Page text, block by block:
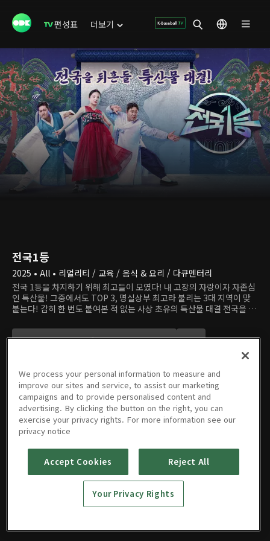
편성표 더보기
전국1등
2025 • All • 리얼리티 / 교육 / 음식 & 요리 / 다큐멘터리
전국 1등을 차지하기 위해 최고들이 모였다! 내 고장의 자랑이자 자존심
인 특산물! 그중에서도 TOP 3, 명실상부 최고라 불리는 3대 지역이 맞
붙는다! 감히 한 번도 붙여본 적 없는 사상 초유의 특산물 대결 전국을 뒤
짜 특산물 이야기, MC들이 직접 가서 전하는 생생한 삶의 현장, 100인의
평가단과 미식단이 직접 보고, 먹고, 평가하는 긴장감 넘치는 현장 투표
까지! 한 치의 양보 없는 뜨거운 경쟁 끝에, '전국 1등'을 차지하게 될 지
역은 어디일까?! 각 지역의 명예를 걸고 펼쳐지는 치열한 한판 승부! 대
한민국 특산물 빅매치! K명품 대격돌! 〈전국1등〉
에피소드
10/08/2025 • 1시간 22분
1회
We process your personal information to measure and
improve our sites and service, to assist our marketing
campaigns and to provide personalised content and
advertising. By clicking the button on the right, you can
exercise your privacy rights. For more information see our
privacy notice
Accept Cookies Reject All
Your Privacy Rights